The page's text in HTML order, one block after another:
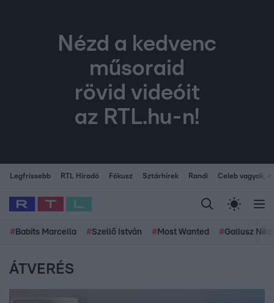
Nézd a kedvenc
műsoraid
rövid videóit
az RTL.hu-n!
Legfrissebb RTL Híradó Fókusz Sztárhírek Randi Celeb vagyok,
# Babits Marcella #Szellő István # Most Wanted #Gallusz
ÁTVERÉS